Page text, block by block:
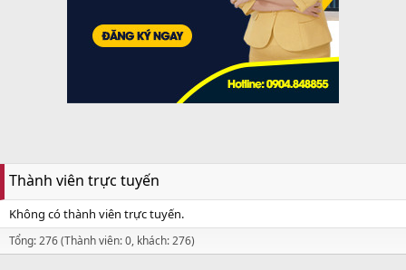
Thành viên trực tuyến
Không có thành viên trực tuyến.
Tổng: 276 (Thành viên: 0, khách: 276)